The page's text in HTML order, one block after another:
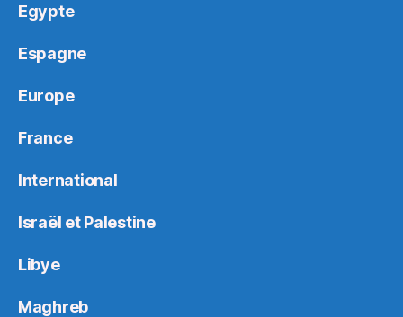
Egypte
Espagne
Europe
France
International
Israël et Palestine
Libye
Maghreb